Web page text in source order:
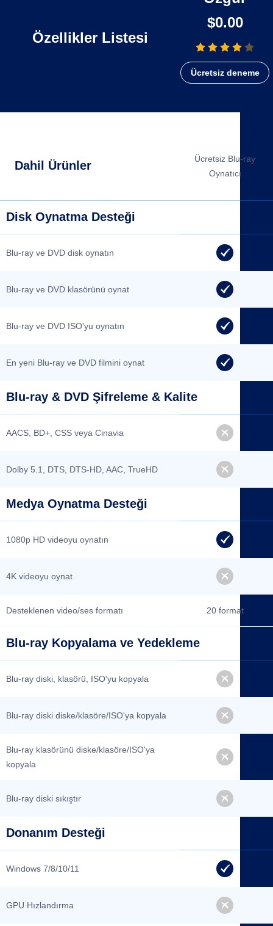
Özellikler Listesi
$0.00
Ücretsiz deneme
Dahil Ürünler
Ücretsiz Blu-ray
Oynatıcı
Disk Oynatma Desteği
Blu-ray ve DVD disk oynatın
Blu-ray ve DVD klasörünü oynat
Blu-ray ve DVD ISO'yu oynatın
En yeni Blu-ray ve DVD filmini oynat
Blu-ray & DVD Şifreleme & Kalite
AACS, BD+, CSS veya Cinavia
Dolby 5.1, DTS, DTS-HD, AAC, TrueHD
Medya Oynatma Desteği
1080p HD videoyu oynatın
4K videoyu oynat
Desteklenen video/ses formatı 20 format
Blu-ray Kopyalama ve Yedekleme
Blu-ray diski, klasörü, ISO'yu kopyala
Blu-ray diski diske/klasöre/ISO'ya kopyala
Blu-ray klasörünü diske/klasöre/ISO'ya
kopyala
Blu-ray diski sıkıştır
Donanım Desteği
Windows 7/8/10/11
GPU Hızlandırma